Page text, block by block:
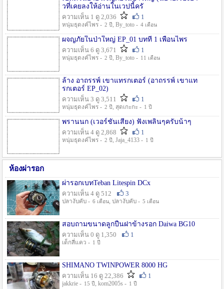
วที่เคยลงให้อ่านในเวปนี้ครั
ความเห็น 1 ดู 2,036
1
หนุ่มธุดงค์ไพร - 2 ปี , By_toto - 4 เดือน
ผจญภัยในป่าใหญ่ EP_01 บทที่ 1 เพื่อนไพร
ความเห็น 6 ดู 3,671
1
หนุ่มธุดงค์ไพร - 2 ปี , By_toto - 11 เดือน
ล้าง อาถรรพ์ เขาแทรกเตอร์ (อาถรรพ์ เขาแท
รกเตอร์ EP_02)
ความเห็น 3 ดู 3,511
1
หนุ่มธุดงค์ไพร - 2 ปี , สุดเกะกะ - 1 ปี
พรานนก (เวอร์ชั่นเสียง) ฟังเพลินๆครับน้าๆ
ความเห็น 4 ดู 2,868
1
หนุ่มธุดงค์ไพร - 2 ปี , Jaja_4133 - 1 ปี
ห้องผ่ารอก
ผ่ารอกเบทTeban Litespin DCx
ความเห็น 4 ดู 512
3
ปลางับคับ - 6 เดือน, ปลางับคับ - 5 เดือน
สอบถามขนาดลูกปืนฝาข้างรอก Daiwa BG10
ความเห็น 0 ดู 1,350
1
เด็กสี่แคว - 1 ปี
SHIMANO TWINPOWER 8000 HG
ความเห็น 16 ดู 22,386
1
jakkrie - 15 ปี , kom2005s - 1 ปี